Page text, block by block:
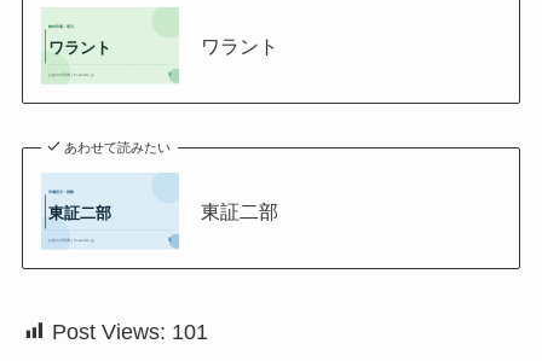
ワラント
あわせて読みたい
東証二部
Post Views: 101